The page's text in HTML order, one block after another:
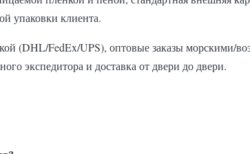
упаковки клиента.
(DHL/FedEx/UPS), оптовые заказы морскими/
экспедитора и доставка от двери до двери.